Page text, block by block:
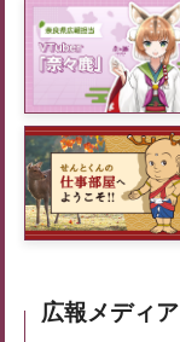
広報メディア